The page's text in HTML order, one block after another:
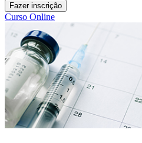
Fazer inscrição
Curso Online